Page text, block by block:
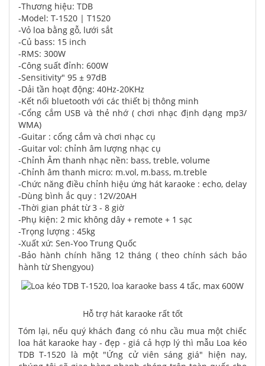
-Thương hiệu: TDB
-Model: T-1520 | T1520
-Vỏ loa bằng gỗ, lưới sắt
-Củ bass: 15 inch
-RMS: 300W
-Công suất đỉnh: 600W
-Sensitivity" 95 ± 97dB
-Dải tần hoạt động: 40Hz-20KHz
-Kết nối bluetooth với các thiết bị thông minh
-Cổng cắm USB và thẻ nhớ ( chơi nhạc định dạng mp3/
WMA)
-Guitar : cổng cắm và chơi nhạc cụ
-Guitar vol: chỉnh âm lượng nhạc cụ
-Chỉnh Âm thanh nhạc nền: bass, treble, volume
-Chỉnh âm thanh micro: m.vol, m.bass, m.treble
-Chức năng điều chỉnh hiệu ứng hát karaoke : echo, delay
-Dùng bình ắc quy : 12V/20AH
-Thời gian phát từ 3 - 8 giờ
-Phụ kiện: 2 mic không dây + remote + 1 sạc
-Trọng lượng : 45kg
-Xuất xứ: Sen-Yoo Trung Quốc
-Bảo hành chính hãng 12 tháng ( theo chính sách bảo
hành từ Shengyou)
Hỗ trợ hát karaoke rất tốt
Tóm lại, nếu quý khách đang có nhu cầu mua một chiếc
loa hát karaoke hay - đẹp - giá cả hợp lý thì mẫu Loa kéo
TDB T-1520 là một "Ứng cử viên sáng giá" hiện nay,